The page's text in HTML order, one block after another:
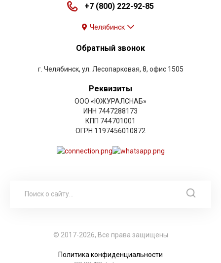
+7 (800) 222-92-85
Челябинск
Обратный звонок
г. Челябинск, ул. Лесопарковая, 8, офис 1505
Реквизиты
ООО «ЮЖУРАЛСНАБ»
ИНН 7447288173
КПП 744701001
ОГРН 1197456010872
© 2017-2026, Все права защищены
Политика конфиденциальности